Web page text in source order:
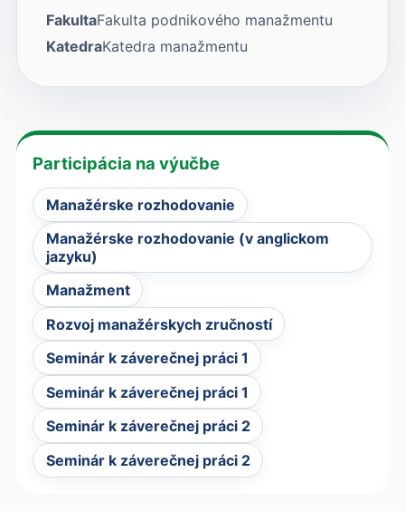
FakultaFakulta podnikového manažmentu
KatedraKatedra manažmentu
Participácia na výučbe
Manažérske rozhodovanie
Manažérske rozhodovanie (v anglickom
jazyku)
Manažment
Rozvoj manažérskych zručností
Seminár k záverečnej práci 1
Seminár k záverečnej práci 1
Seminár k záverečnej práci 2
Seminár k záverečnej práci 2